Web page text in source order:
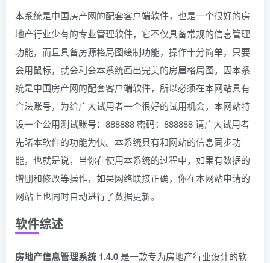
本系统是中国房产网的配套客户端软件，也是一个很好的房
地产行业少有的专业管理软件，它不仅具备常规的信息管理
功能，而且具备房源格局图绘制功能，操作十分简单，只要
会用鼠标，就会利会本系统画出完美的房屋格局图。因本系
统是中国房产网的配套客户端软件，所以必须在本网站具有
合法账号，为给广大试用者一个很好的试用机会，本网站特
设一个公用测试账号：888888 密码：888888 请广大试用者
先睹本软件的功能为快。本系统具有和网站的信息同步功
能，也就是说，当你在使用本系统的过程中，如果有数据的
增删和修改等操作，如果网络联接正确，你在本网站申请的
网站上也同时自动进行了数据更新。
软件综述
房地产信息管理系统 1.4.0 是一款专为房地产行业设计的软